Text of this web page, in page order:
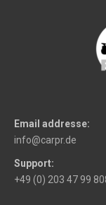
Email addresse:
info@carpr.de
Support:
+49 (0) 203 47 99